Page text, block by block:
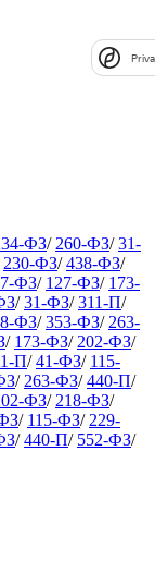
ФЗ/ 260-ФЗ/ 31-
230-ФЗ/ 438-ФЗ/
ФЗ/ 127-ФЗ/ 173-
/ 31-ФЗ/ 311-П/
ФЗ/ 353-ФЗ/ 263-
/ 173-ФЗ/ 202-ФЗ/
П/ 41-ФЗ/ 115-
/ 263-ФЗ/ 440-П/
ФЗ/ 218-ФЗ/
/ 115-ФЗ/ 229-
/ 440-П/ 552-ФЗ/